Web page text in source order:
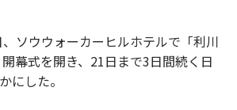
ソウウォーカーヒルホテルで「利川
幕式を開き、21日まで3日間続く日
にした。